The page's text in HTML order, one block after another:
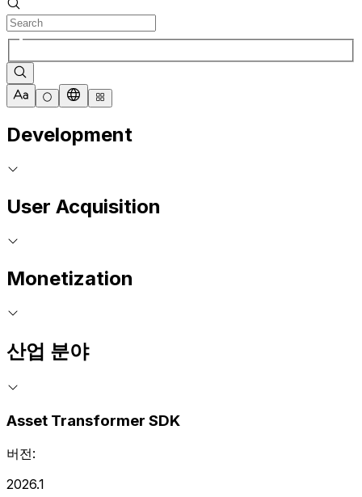
Development
User Acquisition
Monetization
산업 분야
Asset Transformer SDK
버전:
2026.1